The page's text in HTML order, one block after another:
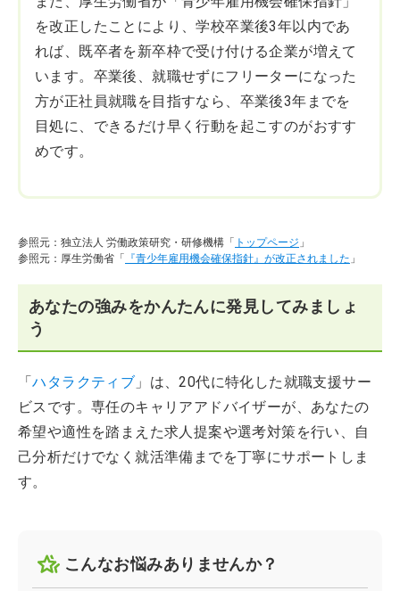
を改正したことにより、学校卒業後3年以内であ
れば、既卒者を新卒枠で受け付ける企業が増えて
います。卒業後、就職せずにフリーターになった
方が正社員就職を目指すなら、卒業後3年までを
目処に、できるだけ早く行動を起こすのがおすす
めです。
参照元：独立法人 労働政策研究・研修機構「 トップページ 」
参照元：厚生労働省「
『青少年雇用機会確保指針』が改正されました 」
あなたの強みをかんたんに発見してみましょ
う
「ハタラクティブ 」は、20代に特化した就職支援サー
ビスです。専任のキャリアアドバイザーが、あなたの
希望や適性を踏まえた求人提案や選考対策を行い、自
己分析だけでなく就活準備までを丁寧にサポートしま
す。
こんなお悩みありませんか？